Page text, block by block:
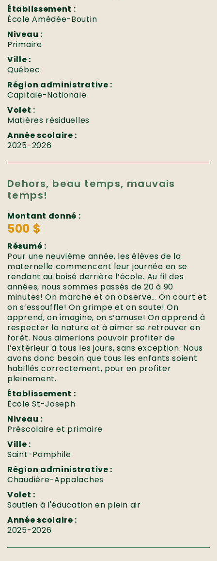
Établissement :
École Amédée-Boutin
Niveau :
Primaire
Ville :
Québec
Région administrative :
Capitale-Nationale
Volet :
Matières résiduelles
Année scolaire :
2025-2026
Dehors, beau temps, mauvais
temps!
Montant donné :
500 $
Résumé :
Pour une neuvième année, les élèves de la
maternelle commencent leur journée en se
rendant au boisé derrière l’école. Au fil des
années, nous sommes passés de 20 à 90
minutes! On marche et on observe… On court et
on s’essouffle! On grimpe et on saute! On
apprend, on imagine, on s’amuse! On apprend à
respecter la nature et à aimer se retrouver en
forêt. Nous aimerions pouvoir profiter de
l’extérieur à tous les jours, sans exception. Nous
avons donc besoin que tous les enfants soient
habillés correctement, pour en profiter
pleinement.
Établissement :
École St-Joseph
Niveau :
Préscolaire et primaire
Ville :
Saint-Pamphile
Région administrative :
Chaudière-Appalaches
Volet :
Soutien à l'éducation en plein air
Année scolaire :
2025-2026